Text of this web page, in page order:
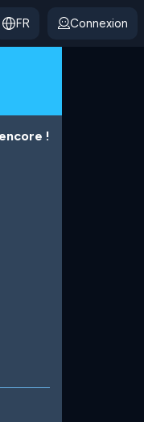
FR Connexion
!